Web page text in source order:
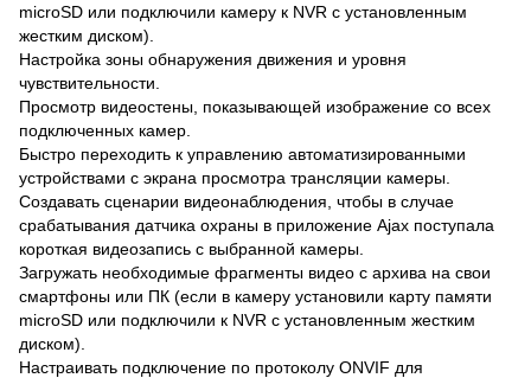
microSD или подключили камеру к NVR с установленным
жестким диском).
Настройка зоны обнаружения движения и уровня
чувствительности.
Просмотр видеостены, показывающей изображение со всех
подключенных камер.
Быстро переходить к управлению автоматизированными
устройствами с экрана просмотра трансляции камеры.
Создавать сценарии видеонаблюдения, чтобы в случае
срабатывания датчика охраны в приложение Ajax поступала
короткая видеозапись с выбранной камеры.
Загружать необходимые фрагменты видео с архива на свои
смартфоны или ПК (если в камеру установили карту памяти
microSD или подключили к NVR с установленным жестким
диском).
Настраивать подключение по протоколу ONVIF для